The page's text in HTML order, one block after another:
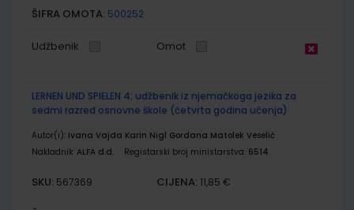
ŠIFRA OMOTA: 500252
Udžbenik Omot
LERNEN UND SPIELEN 4; udžbenik iz njemačkoga jezika za
sedmi razred osnovne škole (četvrta godina učenja)
Autor(i): Ivana Vajda Karin Nigl Gordana Matolek Veselić
Nakladnik: ALFA d.d. Registarski broj ministarstva: 6514
SKU: 567369 CIJENA: 11,85 €